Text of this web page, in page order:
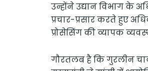
उन्होंने उद्यान विभाग के
प्रचार-प्रसार करते हुए
प्रोसेसिंग की व्यापक
गौरतलब है कि गुरलीन